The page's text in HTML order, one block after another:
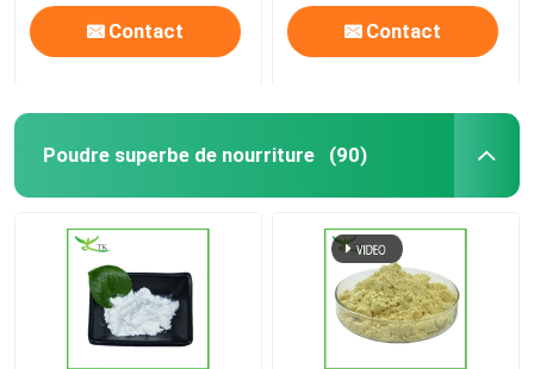
Contact Contact
Poudre superbe de nourriture (90)